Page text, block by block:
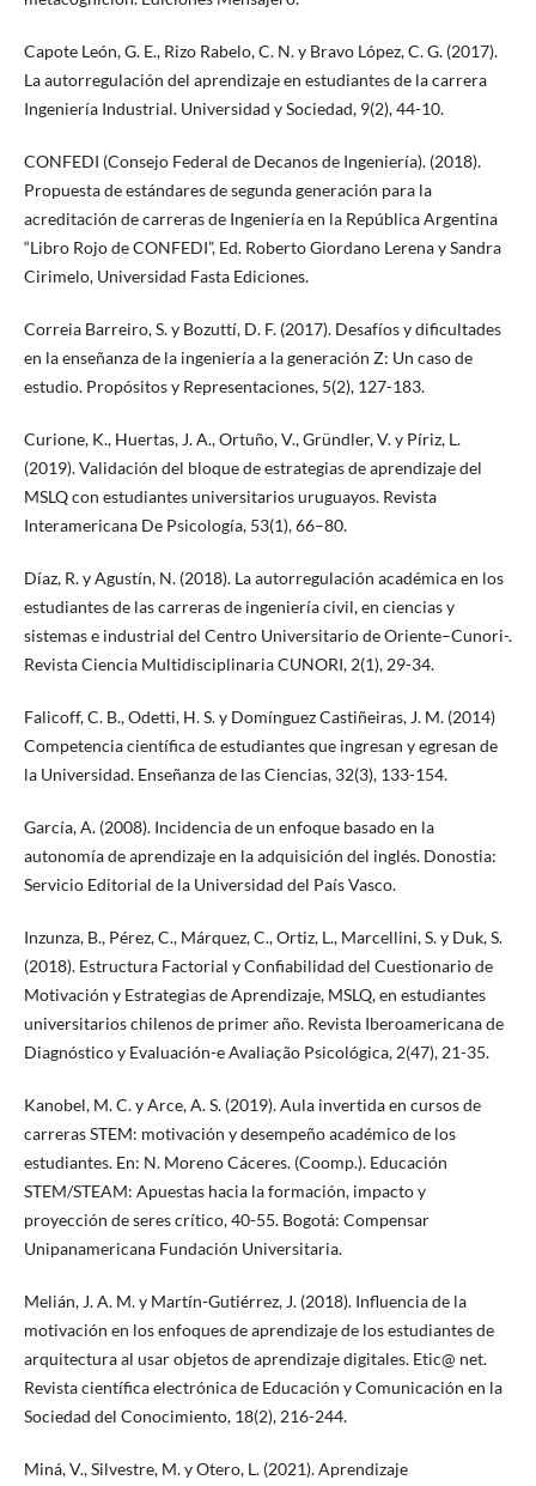
Capote León, G. E., Rizo Rabelo, C. N. y Bravo López, C. G. (2017).
La autorregulación del aprendizaje en estudiantes de la carrera
Ingeniería Industrial. Universidad y Sociedad, 9(2), 44-10.
CONFEDI (Consejo Federal de Decanos de Ingeniería). (2018).
Propuesta de estándares de segunda generación para la
acreditación de carreras de Ingeniería en la República Argentina
“Libro Rojo de CONFEDI”, Ed. Roberto Giordano Lerena y Sandra
Cirimelo, Universidad Fasta Ediciones.
Correia Barreiro, S. y Bozuttí, D. F. (2017). Desafíos y dificultades
en la enseñanza de la ingeniería a la generación Z: Un caso de
estudio. Propósitos y Representaciones, 5(2), 127-183.
Curione, K., Huertas, J. A., Ortuño, V., Gründler, V. y Píriz, L.
(2019). Validación del bloque de estrategias de aprendizaje del
MSLQ con estudiantes universitarios uruguayos. Revista
Interamericana De Psicología, 53(1), 66–80.
Díaz, R. y Agustín, N. (2018). La autorregulación académica en los
estudiantes de las carreras de ingeniería civil, en ciencias y
sistemas e industrial del Centro Universitario de Oriente–Cunori-.
Revista Ciencia Multidisciplinaria CUNORI, 2(1), 29-34.
Falicoff, C. B., Odetti, H. S. y Domínguez Castiñeiras, J. M. (2014)
Competencia científica de estudiantes que ingresan y egresan de
la Universidad. Enseñanza de las Ciencias, 32(3), 133-154.
García, A. (2008). Incidencia de un enfoque basado en la
autonomía de aprendizaje en la adquisición del inglés. Donostia:
Servicio Editorial de la Universidad del País Vasco.
Inzunza, B., Pérez, C., Márquez, C., Ortiz, L., Marcellini, S. y Duk, S.
(2018). Estructura Factorial y Confiabilidad del Cuestionario de
Motivación y Estrategias de Aprendizaje, MSLQ, en estudiantes
universitarios chilenos de primer año. Revista Iberoamericana de
Diagnóstico y Evaluación-e Avaliação Psicológica, 2(47), 21-35.
Kanobel, M. C. y Arce, A. S. (2019). Aula invertida en cursos de
carreras STEM: motivación y desempeño académico de los
estudiantes. En: N. Moreno Cáceres. (Coomp.). Educación
STEM/STEAM: Apuestas hacia la formación, impacto y
proyección de seres crítico, 40-55. Bogotá: Compensar
Unipanamericana Fundación Universitaria.
Melián, J. A. M. y Martín-Gutiérrez, J. (2018). Influencia de la
motivación en los enfoques de aprendizaje de los estudiantes de
arquitectura al usar objetos de aprendizaje digitales. Etic@ net.
Revista científica electrónica de Educación y Comunicación en la
Sociedad del Conocimiento, 18(2), 216-244.
Miná, V., Silvestre, M. y Otero, L. (2021). Aprendizaje